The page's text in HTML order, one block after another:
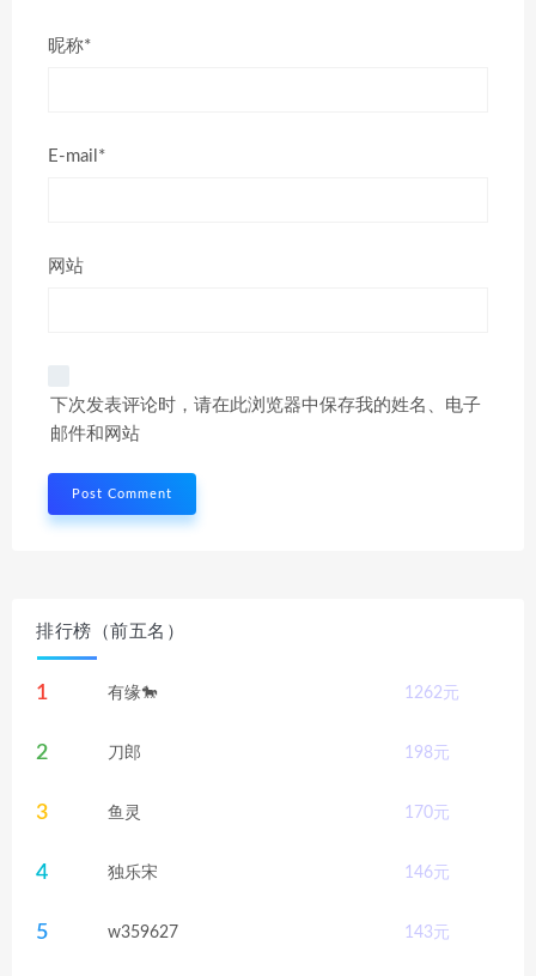
昵称*
E-mail*
网站
下次发表评论时，请在此浏览器中保存我的姓名、电子
邮件和网站
排行榜（前五名）
1 有缘🐎 1262元
2 刀郎 198元
3 鱼灵 170元
4 独乐宋 146元
5 w359627 143元